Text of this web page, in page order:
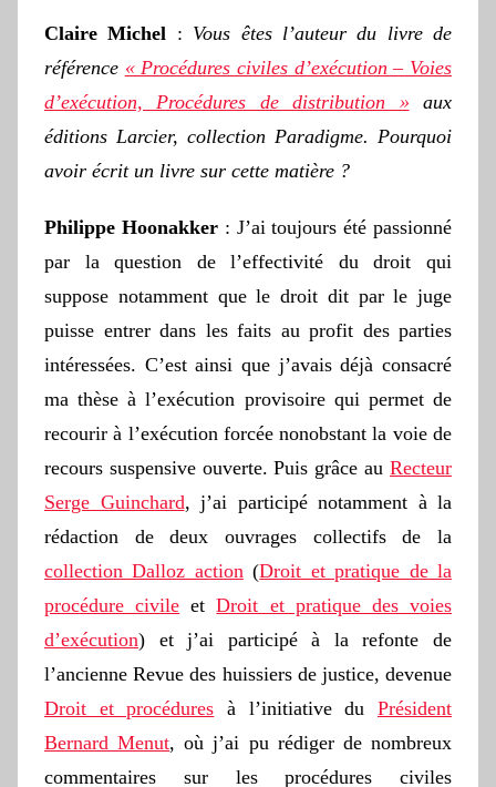
Claire Michel : Vous êtes l’auteur du livre de
référence « Procédures civiles d’exécution – Voies
d’exécution, Procédures de distribution » aux
éditions Larcier, collection Paradigme. Pourquoi
avoir écrit un livre sur cette matière ?
Philippe Hoonakker: J’ai toujours été passionné
par la question de l’effectivité du droit qui
suppose notamment que le droit dit par le juge
puisse entrer dans les faits au profit des parties
intéressées. C’est ainsi que j’avais déjà consacré
ma thèse à l’exécution provisoire qui permet de
recourir à l’exécution forcée nonobstant la voie de
recours suspensive ouverte. Puis grâce au Recteur
Serge Guinchard, j’ai participé notamment à la
rédaction de deux ouvrages collectifs de la
collection Dalloz action(Droit et pratique de la
procédure civile etDroit et pratique des voies
d’exécution) et j’ai participé à la refonte de
l’ancienne Revue des huissiers de justice, devenue
Droit et procédures à l’initiative duPrésident
Bernard Menut, où j’ai pu rédiger de nombreux
commentaires sur les procédures civiles